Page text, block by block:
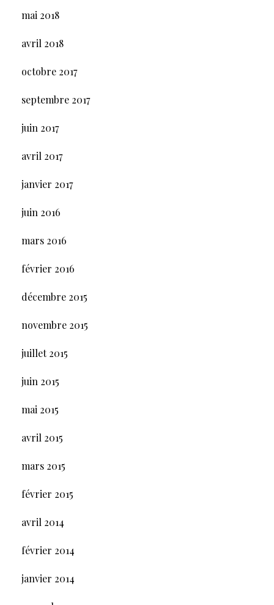
mai 2018
avril 2018
octobre 2017
septembre 2017
juin 2017
avril 2017
janvier 2017
juin 2016
mars 2016
février 2016
décembre 2015
novembre 2015
juillet 2015
juin 2015
mai 2015
avril 2015
mars 2015
février 2015
avril 2014
février 2014
janvier 2014